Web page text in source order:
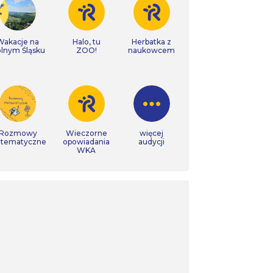
na
Śląsku
Halo, tu
ZOO!
Herbatka z
naukowcem
Wieczorne
opowiadania
WKA
więcej
audycji